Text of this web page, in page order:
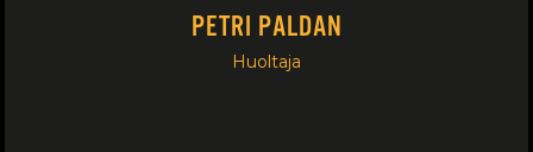
PETRI PALDAN
Huoltaja